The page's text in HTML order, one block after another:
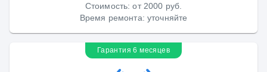
Стоимость:от 2000 руб.
Время ремонта: уточняйте
Гарантия 6 месяцев